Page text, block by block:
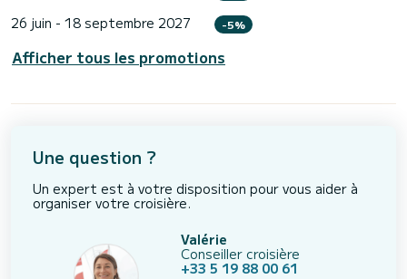
26 juin - 18 septembre 2027 -5%
Afficher tous les promotions
Une question ?
Un expert est à votre disposition pour vous aider à
organiser votre croisière.
Valérie
Conseiller croisière
+33 5 19 88 00 61